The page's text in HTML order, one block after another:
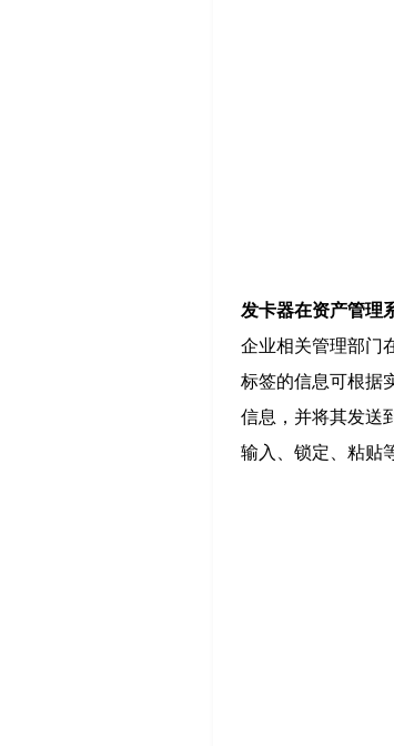
发卡器在资产管理
企业相关管理部门
标签的信息可根据
信息，并将其发送
输入、锁定、粘贴